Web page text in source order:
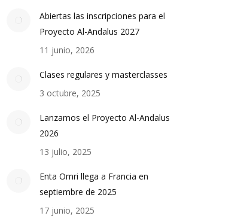
Abiertas las inscripciones para el
Proyecto Al-Andalus 2027
11 junio, 2026
Clases regulares y masterclasses
3 octubre, 2025
Lanzamos el Proyecto Al-Andalus
2026
13 julio, 2025
Enta Omri llega a Francia en
septiembre de 2025
17 junio, 2025